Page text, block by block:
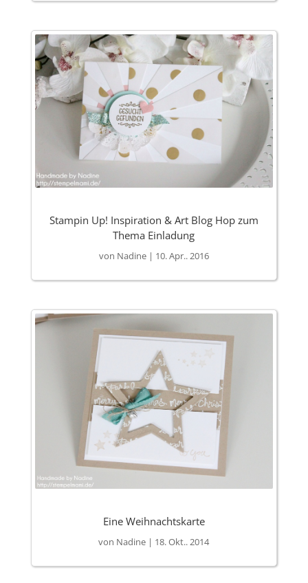
Stampin Up! Inspiration & Art Blog Hop zum
Thema Einladung
von Nadine| 10. Apr.. 2016
Eine Weihnachtskarte
von Nadine | 18. Okt.. 2014